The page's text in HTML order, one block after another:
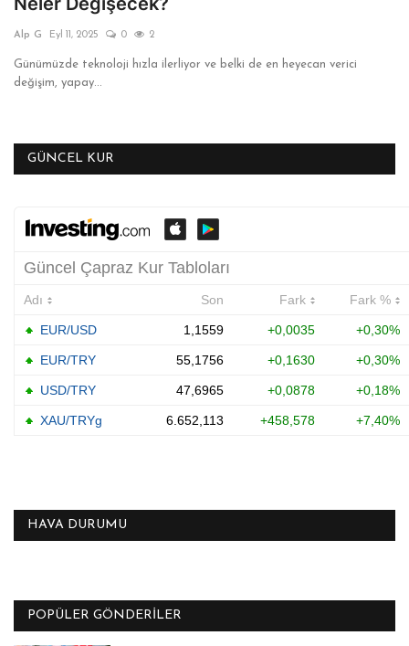
ANKET VE TEST
KÜLTÜR & SANAT
YAŞAM
TARİH
Gallery
Alp G Eyl 11, 2025 0 2
Günümüzde teknoloji hızla ilerliyor ve belki de en heyecan verici
değişim, yapay...
GÜNCEL KUR
HAVA DURUMU
POPÜLER GÖNDERILER